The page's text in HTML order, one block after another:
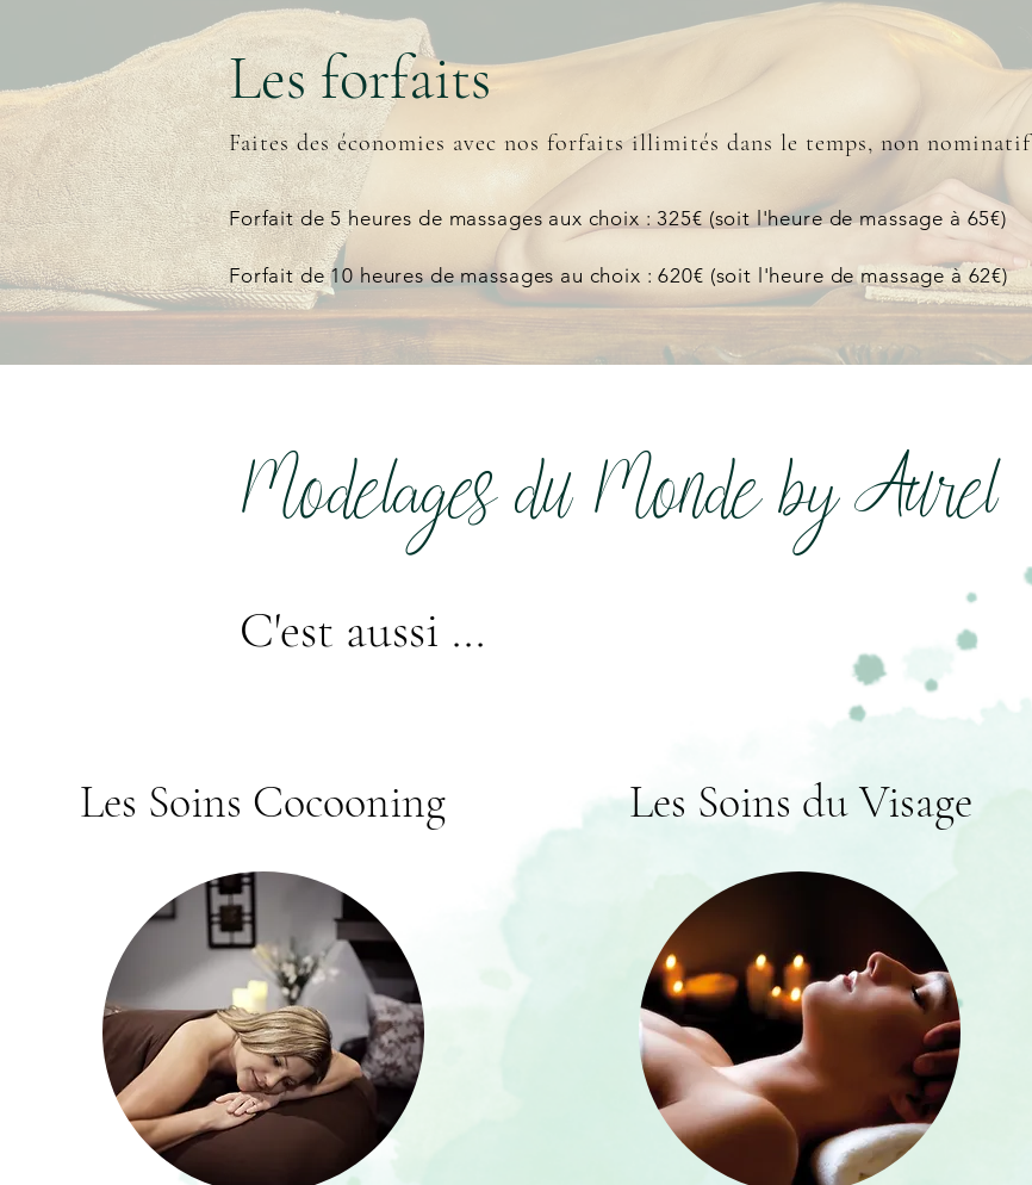
Les forfaits
Faites des économies avec nos forfaits illimités dans le temps, non nominatif
Forfait de 5 heures de massages aux choix : 325€ (soit l'heure de massage à 65€)
Forfait de 10 heures de massages au choix : 620€ (soit l'heure de massage à 62€)
Modelages du Monde by Aurel
C'est aussi ...
Les Soins Cocooning Les Soins du Visage